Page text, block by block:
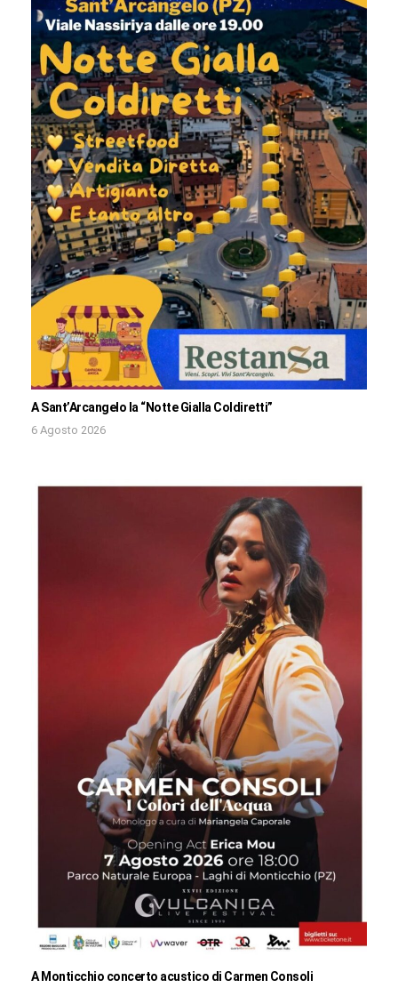
A Sant’Arcangelo la “Notte Gialla Coldiretti”
6 Agosto 2026
A Monticchio concerto acustico di Carmen Consoli